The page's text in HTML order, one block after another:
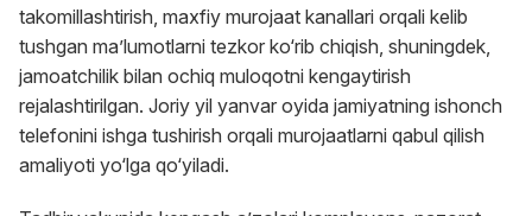
takomillashtirish, maxfiy murojaat kanallari orqali kelib
tushgan ma’lumotlarni tezkor ko‘rib chiqish, shuningdek,
jamoatchilik bilan ochiq muloqotni kengaytirish
rejalashtirilgan. Joriy yil yanvar oyida jamiyatning ishonch
telefonini ishga tushirish orqali murojaatlarni qabul qilish
amaliyoti yo‘lga qo‘yiladi.